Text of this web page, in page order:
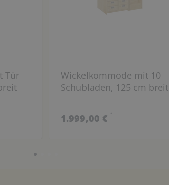
Tür
Wickelkommode mit 10
Schubladen, 125 cm breit
1.999,00 € *